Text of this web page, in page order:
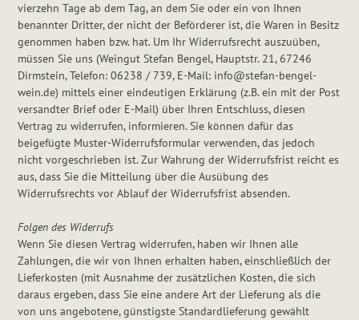
vierzehn Tage ab dem Tag, an dem Sie oder ein von Ihnen
benannter Dritter, der nicht der Beförderer ist, die Waren in Besitz
genommen haben bzw. hat. Um Ihr Widerrufsrecht auszuüben,
müssen Sie uns (Weingut Stefan Bengel, Hauptstr. 21, 67246
Dirmstein, Telefon: 06238 / 739‬, E-Mail: info@stefan-bengel-
wein.de) mittels einer eindeutigen Erklärung (z.B. ein mit der Post
versandter Brief oder E-Mail) über Ihren Entschluss, diesen
Vertrag zu widerrufen, informieren. Sie können dafür das
beigefügte Muster-Widerrufsformular verwenden, das jedoch
nicht vorgeschrieben ist. Zur Wahrung der Widerrufsfrist reicht es
aus, dass Sie die Mitteilung über die Ausübung des
Widerrufsrechts vor Ablauf der Widerrufsfrist absenden.
Folgen des Widerrufs
Wenn Sie diesen Vertrag widerrufen, haben wir Ihnen alle
Zahlungen, die wir von Ihnen erhalten haben, einschließlich der
Lieferkosten (mit Ausnahme der zusätzlichen Kosten, die sich
daraus ergeben, dass Sie eine andere Art der Lieferung als die
von uns angebotene, günstigste Standardlieferung gewählt